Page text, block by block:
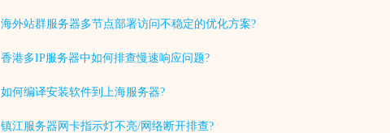
海外站群服务器多节点部署访问不稳定的优化方案?
香港多IP服务器中如何排查慢速响应问题?
如何编译安装软件到上海服务器?
镇江服务器网卡指示灯不亮/网络断开排查?